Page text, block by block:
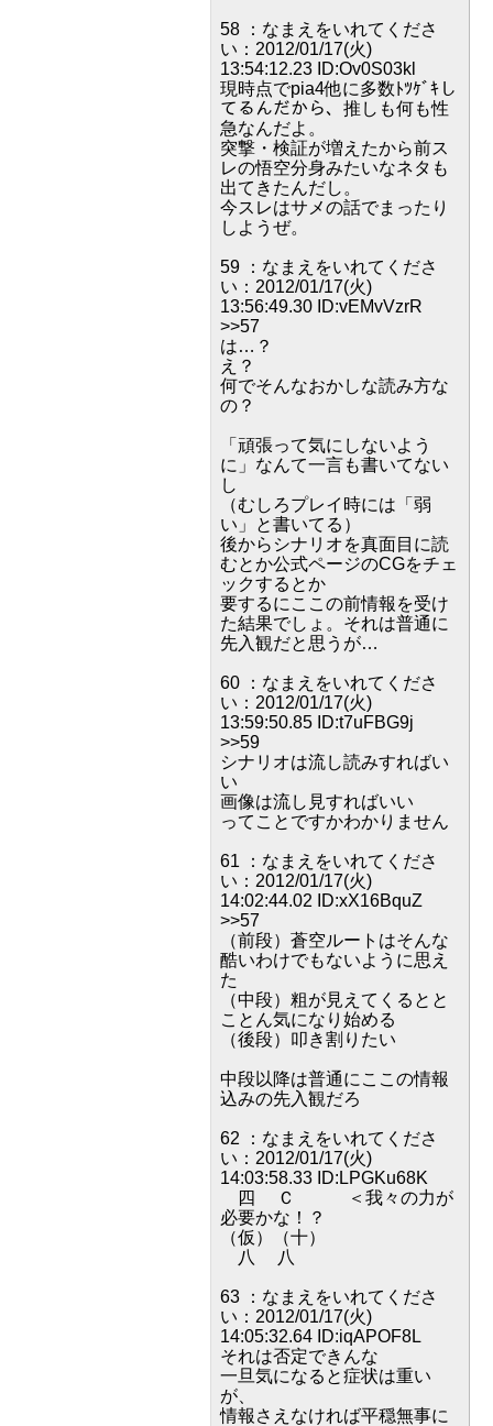
58 ：なまえをいれてくださ
い：2012/01/17(火)
13:54:12.23 ID:Ov0S03kl
現時点でpia4他に多数ﾄﾂｹﾞｷし
てるんだから、推しも何も性
急なんだよ。
突撃・検証が増えたから前ス
レの悟空分身みたいなネタも
出てきたんだし。
今スレはサメの話でまったり
しようぜ。
59 ：なまえをいれてくださ
い：2012/01/17(火)
13:56:49.30 ID:vEMvVzrR
>>57
は…？
え？
何でそんなおかしな読み方な
の？
「頑張って気にしないよう
に」なんて一言も書いてない
し
（むしろプレイ時には「弱
い」と書いてる）
後からシナリオを真面目に読
むとか公式ページのCGをチェ
ックするとか
要するにここの前情報を受け
た結果でしょ。それは普通に
先入観だと思うが…
60 ：なまえをいれてくださ
い：2012/01/17(火)
13:59:50.85 ID:t7uFBG9j
>>59
シナリオは流し読みすればい
い
画像は流し見すればいい
ってことですかわかりません
61 ：なまえをいれてくださ
い：2012/01/17(火)
14:02:44.02 ID:xX16BquZ
>>57
（前段）蒼空ルートはそんな
酷いわけでもないように思え
た
（中段）粗が見えてくるとと
ことん気になり始める
（後段）叩き割りたい
中段以降は普通にここの情報
込みの先入観だろ
62 ：なまえをいれてくださ
い：2012/01/17(火)
14:03:58.33 ID:LPGKu68K
四 Ｃ ＜我々の力が
必要かな！？
（仮）（十）
八 八
63 ：なまえをいれてくださ
い：2012/01/17(火)
14:05:32.64 ID:iqAPOF8L
それは否定できんな
一旦気になると症状は重い
が、
情報さえなければ平穏無事に